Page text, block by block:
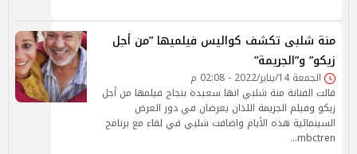
منة شلبى تكشف كواليس فيلميها ”من أجل
زيكو” و”الجريمة”
الجمعة 14/يناير/2022 - 02:08 م
قالت الفنانة منة شلبي انها سعيدة بنجاح فيلمها من أجل
زيكو وفيلم الجريمة اللذان يعرضان في دور العرض
السينمائية هذه الأيام واضافت شلبي في لقاء مع برنامج
mbctren…